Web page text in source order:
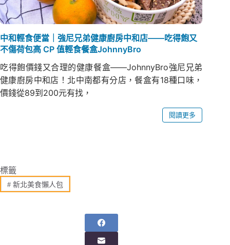
中和輕食便當｜強尼兄弟健康廚房中和店——吃得飽又
不傷荷包高 CP 值輕食餐盒JohnnyBro
吃得飽價錢又合理的健康餐盒——JohnnyBro強尼兄弟
健康廚房中和店！北中南都有分店，餐盒有18種口味，
價錢從89到200元有找，
閱讀更多
標籤
#新北美食懶人包